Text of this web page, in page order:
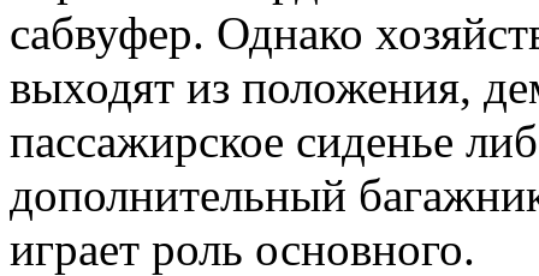
сабвуфер. Однако
выходят из положения,
пассажирское сиденье
дополнительный
играет роль основного.